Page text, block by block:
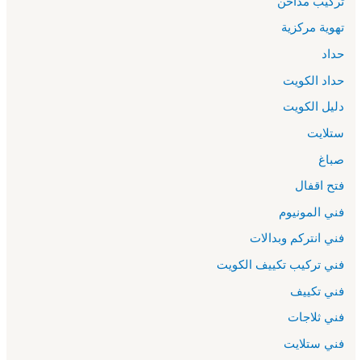
تهوية مركزية
حداد
حداد الكويت
دليل الكويت
ستلايت
صباغ
فتح اقفال
فني المونيوم
فني انتركم وبدالات
فني تركيب تكييف الكويت
فني تكييف
فني ثلاجات
فني ستلايت